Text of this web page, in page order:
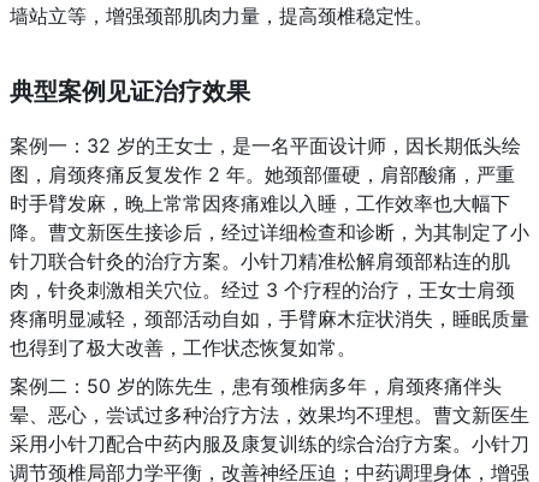
墙站立等，增强颈部肌肉力量，提高颈椎稳定性。
典型案例见证治疗效果
案例一：32 岁的王女士，是一名平面设计师，因长期低头绘
图，肩颈疼痛反复发作 2 年。她颈部僵硬，肩部酸痛，严重
时手臂发麻，晚上常常因疼痛难以入睡，工作效率也大幅下
降。曹文新医生接诊后，经过详细检查和诊断，为其制定了小
针刀联合针灸的治疗方案。小针刀精准松解肩颈部粘连的肌
肉，针灸刺激相关穴位。经过 3 个疗程的治疗，王女士肩颈
疼痛明显减轻，颈部活动自如，手臂麻木症状消失，睡眠质量
也得到了极大改善，工作状态恢复如常。
案例二：50 岁的陈先生，患有颈椎病多年，肩颈疼痛伴头
晕、恶心，尝试过多种治疗方法，效果均不理想。曹文新医生
采用小针刀配合中药内服及康复训练的综合治疗方案。小针刀
调节颈椎局部力学平衡，改善神经压迫；中药调理身体，增强